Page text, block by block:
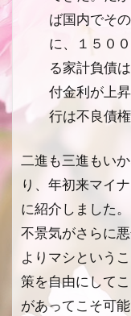
ば国内でそ
に、１５０
る家計負債
付金利が上
行は不良債
二進も三進もい
り、年初来マイ
に紹介しました。
不景気がさらに
よりマシという
策を自由にして
があってこそ可